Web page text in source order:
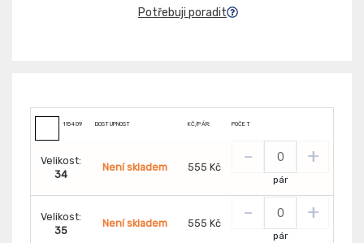
Potřebuji poradit
115409 DOSTUPNOST KČ/PÁR: POČET
Velikost:
34
Není skladem 555 Kč - +
pár
Velikost:
35
Není skladem 555 Kč - +
pár